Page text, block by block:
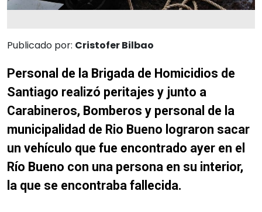
Publicado por: Cristofer Bilbao
Personal de la Brigada de Homicidios de
Santiago realizó peritajes y junto a
Carabineros, Bomberos y personal de la
municipalidad de Rio Bueno lograron sacar
un vehículo que fue encontrado ayer en el
Río Bueno con una persona en su interior,
la que se encontraba fallecida.